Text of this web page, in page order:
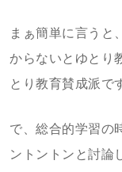
まぁ簡単に言うと
からないとゆとり
とり教育賛成派で
で、総合的学習の
ントントンと討論